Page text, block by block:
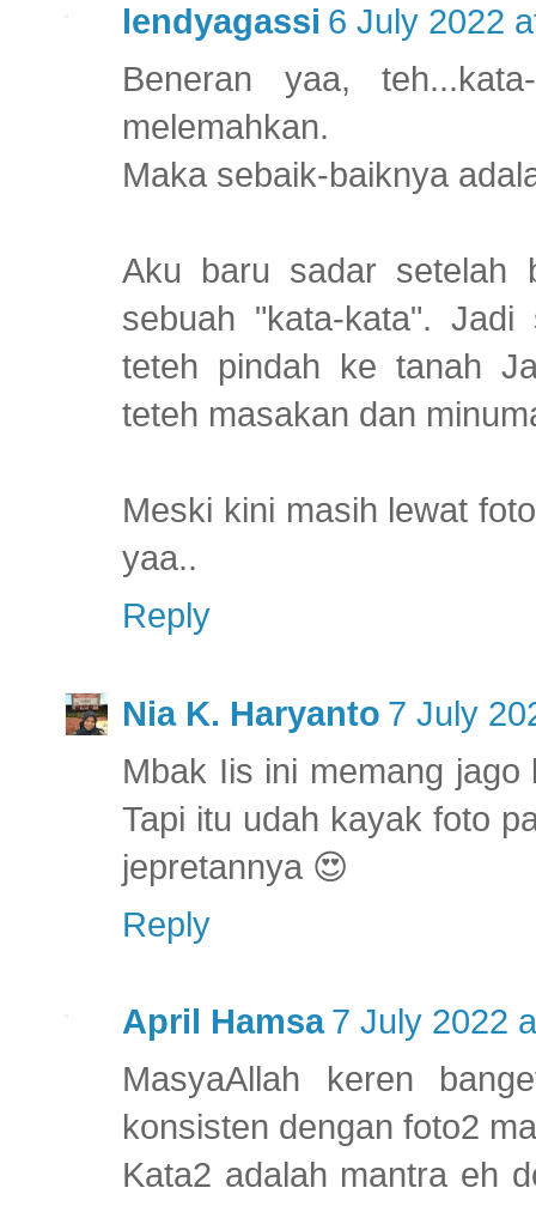
lendyagassi 6 July 2022
Beneran yaa,
melemahkan.
Maka sebaik-baiknya
Aku baru sadar setelah
sebuah "kata-kata".
teteh pindah ke tanah
teteh masakan dan
Meski kini masih lewat
yaa..
Reply
Nia K. Haryanto 7 July
Mbak Iis ini memang
Tapi itu udah kayak foto
jepretannya 😍
Reply
April Hamsa 7 July 2022
MasyaAllah keren
konsisten dengan foto2
Kata2 adalah mantra eh